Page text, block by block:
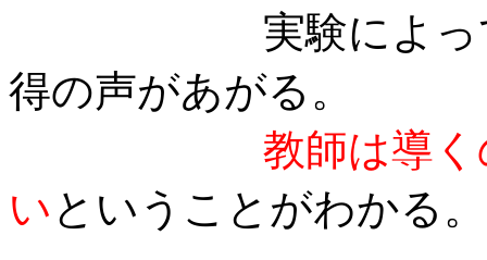
実験によって「
得の声があがる。
教師は導
い ということがわかる。